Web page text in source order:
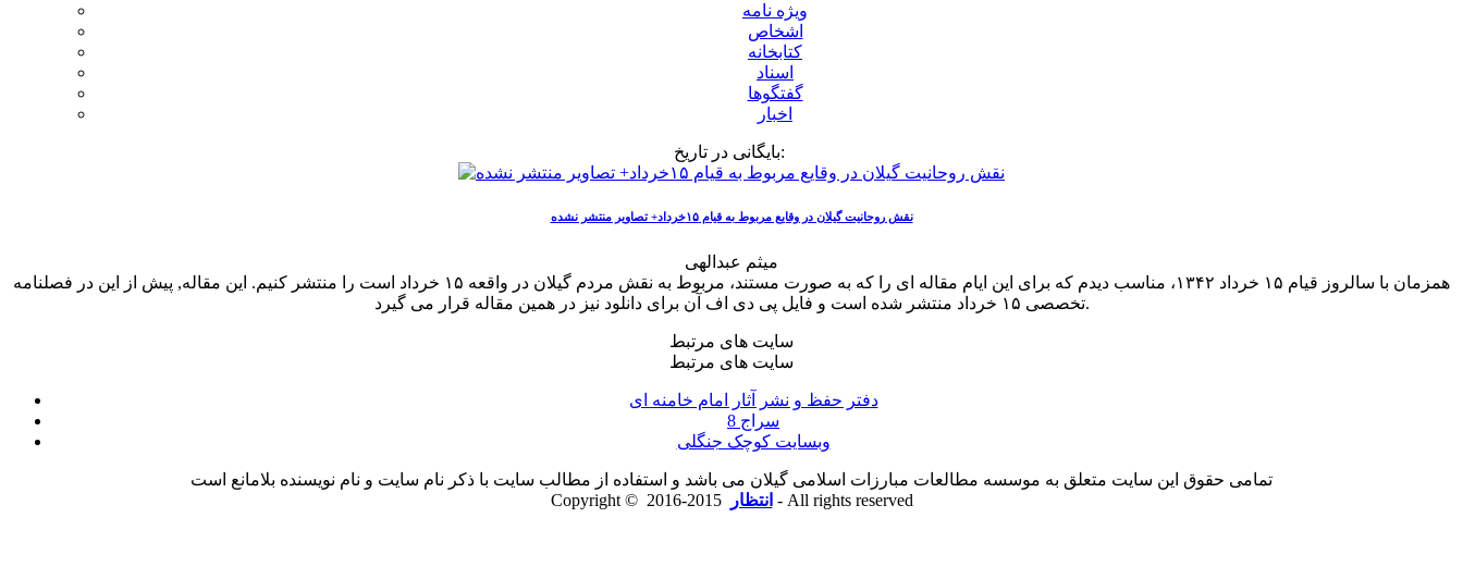
ویژه نامه
اشخاص
کتابخانه
اسناد
گفتگوها
اخبار
بایگانی در تاریخ:
نقش روحانیت گیلان در وقایع مربوط به قیام ۱۵خرداد+ تصاویر منتشر نشده
میثم عبدالهی
همزمان با سالروز قیام ۱۵ خرداد ۱۳۴۲، مناسب دیدم که برای این ایام مقاله ای را که به صورت مستند، مربوط به نقش مردم گیلان در واقعه ۱۵ خرداد است را منتشر کنیم. این مقاله, پیش از این در فصلنامه
تخصصی ۱۵ خرداد منتشر شده است و فایل پی دی اف آن برای دانلود نیز در همین مقاله قرار می گیرد.
سایت های مرتبط
سایت های مرتبط
دفتر حفظ و نشر آثار امام خامنه ای
سراج 8
وبسایت کوچک جنگلی
تمامی حقوق این سایت متعلق به موسسه مطالعات مبارزات اسلامی گیلان می باشد و استفاده از مطالب سایت با ذکر نام سایت و نام نویسنده بلامانع است
Copyright ©
انتظار 2015-2016 - All rights reserved